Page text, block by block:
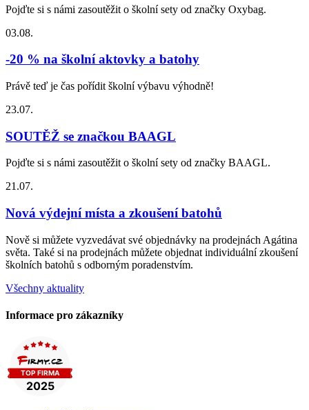
Pojďte si s námi zasoutěžit o školní sety od značky Oxybag.
03.08.
-20 % na školní aktovky a batohy
Právě teď je čas pořídit školní výbavu výhodně!
23.07.
SOUTĚŽ se značkou BAAGL
Pojďte si s námi zasoutěžit o školní sety od značky BAAGL.
21.07.
Nová výdejní místa a zkoušení batohů
Nově si můžete vyzvedávat své objednávky na prodejnách Agátina
světa. Také si na prodejnách můžete objednat individuální zkoušení
školních batohů s odborným poradenstvím.
Všechny aktuality
Informace pro zákazníky